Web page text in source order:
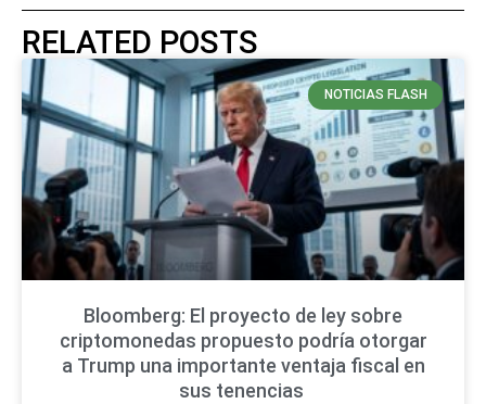
RELATED POSTS
NOTICIAS FLASH
Bloomberg: El proyecto de ley sobre
criptomonedas propuesto podría otorgar
a Trump una importante ventaja fiscal en
sus tenencias